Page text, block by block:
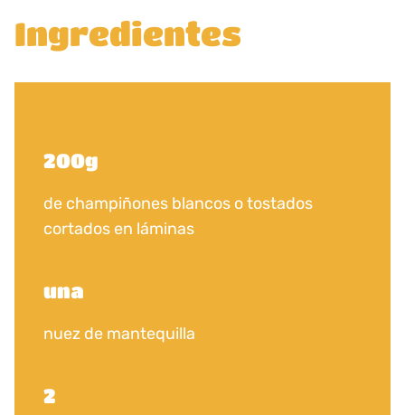
Ingredientes
200g
de champiñones blancos o tostados
cortados en láminas
una
nuez de mantequilla
2